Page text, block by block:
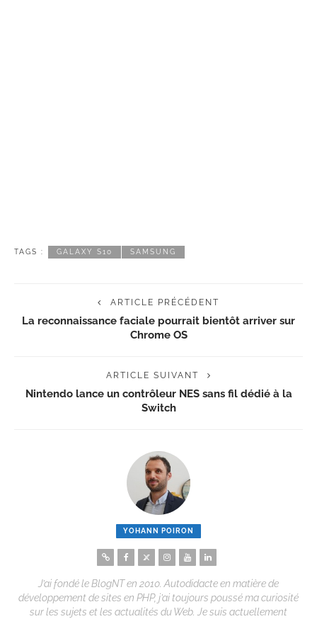
TAGS : GALAXY S10 SAMSUNG
ARTICLE PRÉCÉDENT
La reconnaissance faciale pourrait bientôt arriver sur
Chrome OS
ARTICLE SUIVANT
Nintendo lance un contrôleur NES sans fil dédié à la
Switch
YOHANN POIRON
J’ai fondé le BlogNT en 2010. Autodidacte en matière de
développement de sites en PHP, j’ai toujours poussé ma curiosité
sur les sujets et les actualités du Web. Je suis actuellement